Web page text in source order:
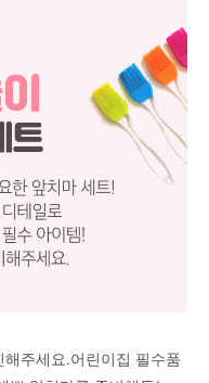
주세요.어린이집 필수품